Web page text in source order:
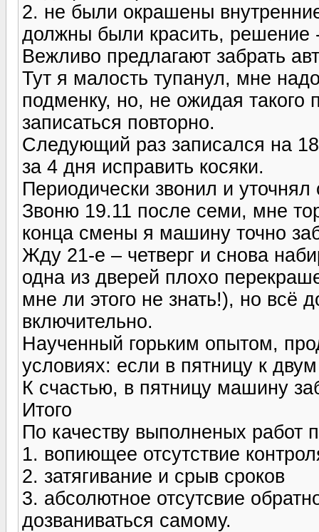
2. не были окрашены
должны были красить, решение
Вежливо предлагают забрать
Тут я малость тупанул, мне
подменку, но, не ожидая такого
записаться повторно.
Следующий раз записался на
за 4 дня исправить косяки.
Периодически звонил и
Звоню 19.11 после семи, мне
конца смены я машину точно
Жду 21-е – четверг и снова
одна из дверей плохо
мне ли этого не знать!), но всё
включительно.
Наученный горьким опытом,
условиях: если в пятницу к
К счастью, в пятницу машину
Итого
По качеству выполненых работ
1. вопиющее отсутствие
2. затягивание и срыв сроков
3. абсолютное отсутсвие
дозваниваться самому.